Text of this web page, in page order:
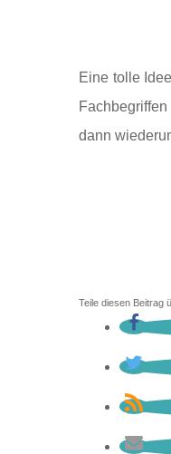
Eine tolle
dann
Teile diesen Beitrag